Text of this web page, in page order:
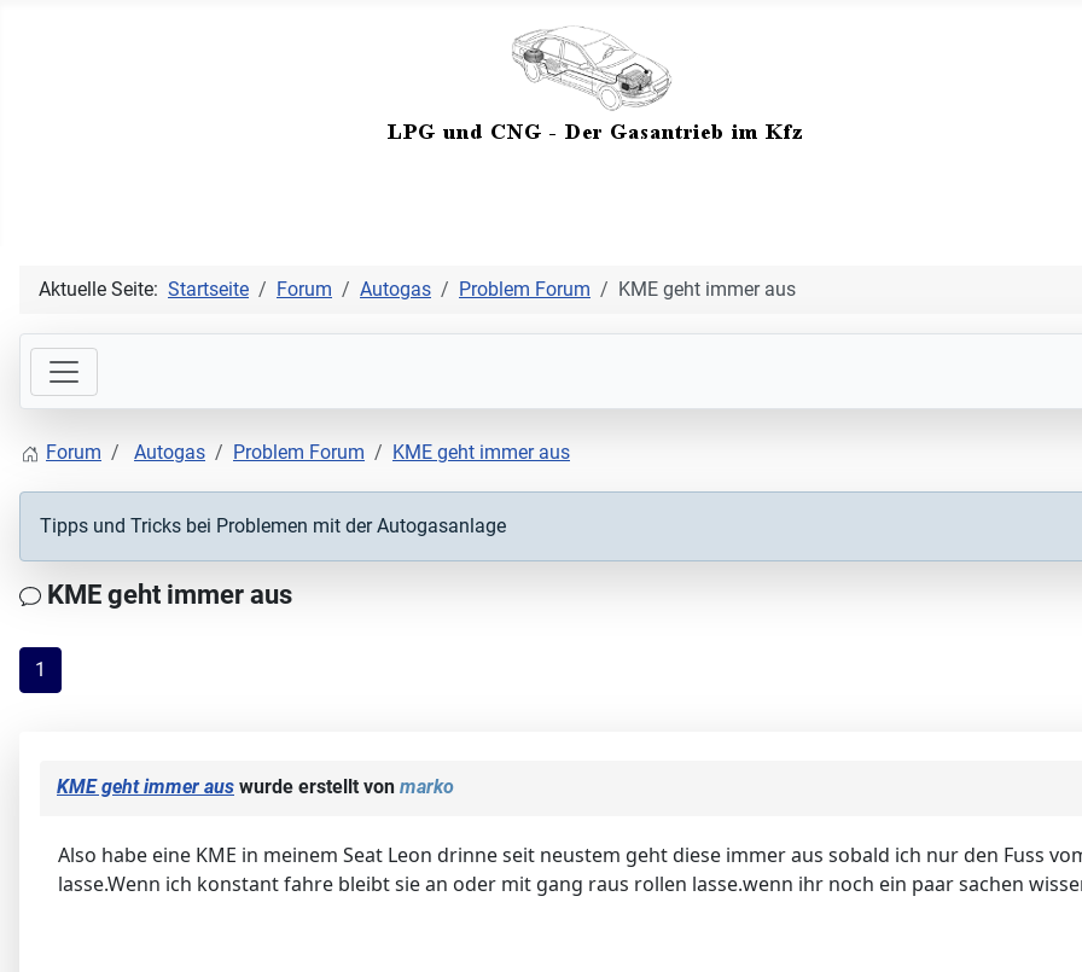
Aktuelle Seite: Startseite Forum Autogas Problem Forum KME geht immer aus
Forum Autogas Problem Forum KME geht immer aus
Tipps und Tricks bei Problemen mit der Autogasanlage
KME geht immer aus
1
KME geht immer aus wurde erstellt von marko
Also habe eine KME in meinem Seat Leon drinne seit neustem geht diese immer aus sobald ich nur den Fuss
lasse.Wenn ich konstant fahre bleibt sie an oder mit gang raus rollen lasse.wenn ihr noch ein paar sachen